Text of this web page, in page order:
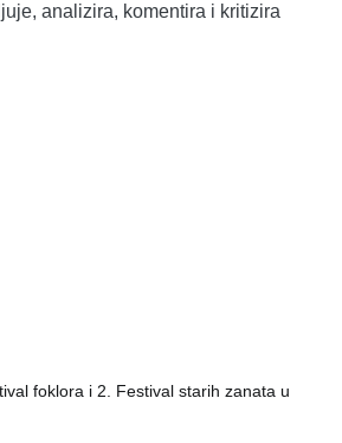
analizira, komentira i kritizira
foklora i 2. Festival starih zanata u